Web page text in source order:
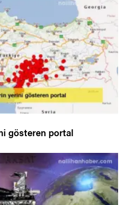
gösteren portal